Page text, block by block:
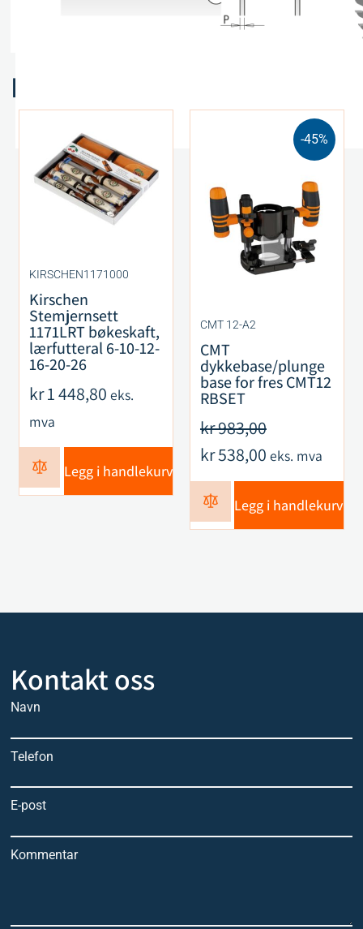
Relaterte produkter
KIRSCHEN1171000
Kirschen
Stemjernsett
1171LRT bøkeskaft,
lærfutteral 6-10-12-
16-20-26
kr1 448,80 eks.
mva
Legg i handlekurv
-45%
CMT 12-A2
CMT
dykkebase/plunge
base for fres CMT12
RBSET
kr983,00
kr538,00 eks. mva
Legg i handlekurv
Kontakt oss
Navn
Telefon
E-post
Kommentar